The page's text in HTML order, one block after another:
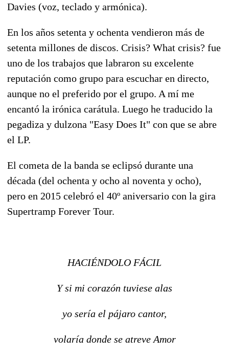
Davies (voz, teclado y armónica).
En los años setenta y ochenta vendieron más de
setenta millones de discos. Crisis? What crisis? fue
uno de los trabajos que labraron su excelente
reputación como grupo para escuchar en directo,
aunque no el preferido por el grupo. A mí me
encantó la irónica carátula. Luego he traducido la
pegadiza y dulzona "Easy Does It" con que se abre
el LP.
El cometa de la banda se eclipsó durante una
década (del ochenta y ocho al noventa y ocho),
pero en 2015 celebró el 40º aniversario con la gira
Supertramp Forever Tour.
HACIÉNDOLO FÁCIL
Y si mi corazón tuviese alas
yo sería el pájaro cantor,
volaría donde se atreve Amor